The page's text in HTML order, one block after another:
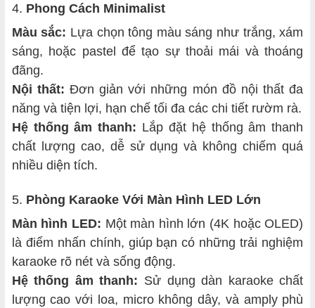
4. Phong Cách Minimalist
Màu sắc: Lựa chọn tông màu sáng như trắng, xám
sáng, hoặc pastel để tạo sự thoải mái và thoáng
đãng.
Nội thất: Đơn giản với những món đồ nội thất đa
năng và tiện lợi, hạn chế tối đa các chi tiết rườm rà.
Hệ thống âm thanh: Lắp đặt hệ thống âm thanh
chất lượng cao, dễ sử dụng và không chiếm quá
nhiều diện tích.
5. Phòng Karaoke Với Màn Hình LED Lớn
Màn hình LED: Một màn hình lớn (4K hoặc OLED)
là điểm nhấn chính, giúp bạn có những trải nghiệm
karaoke rõ nét và sống động.
Hệ thống âm thanh: Sử dụng dàn karaoke chất
lượng cao với loa, micro không dây, và amply phù